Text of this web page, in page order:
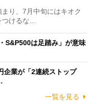
り、7月中旬にはキオク
つけるな…
S&P500は足踏み」が意味
企業が「2連続ストップ
一覧を見る